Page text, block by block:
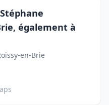
Stéphane
également à
en-Brie